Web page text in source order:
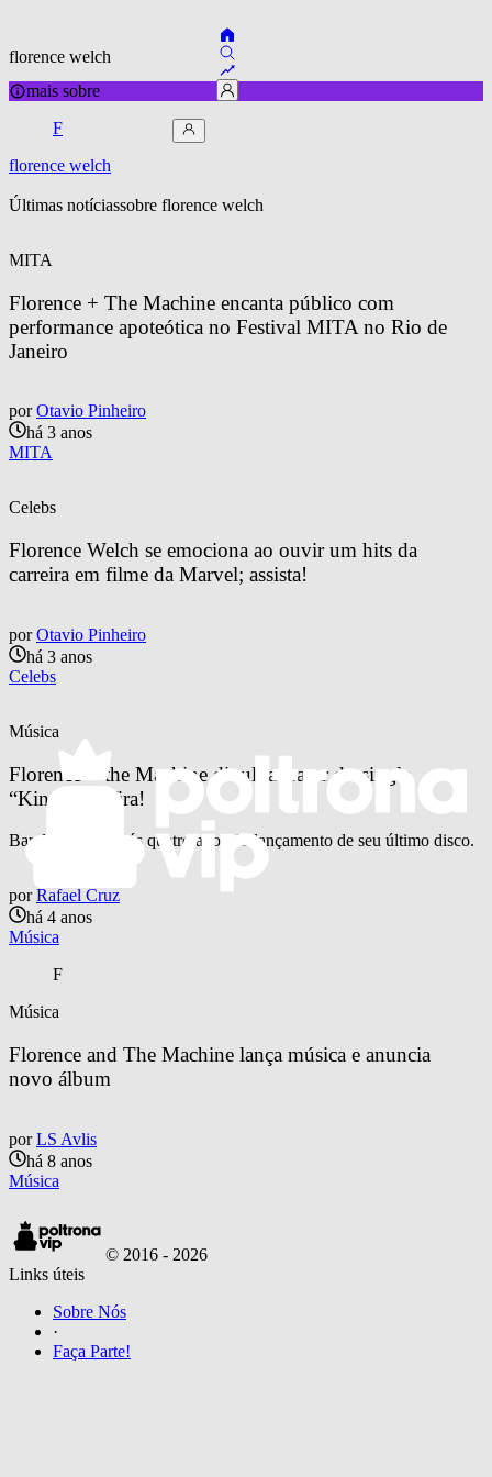
florence welch
mais sobre
F
florence welch
Últimas notíciassobre florence welch
MITA
Florence + The Machine encanta público com
performance apoteótica no Festival MITA no Rio de
Janeiro
por Otavio Pinheiro
há 3 anos
MITA
Celebs
Florence Welch se emociona ao ouvir um hits da
carreira em filme da Marvel; assista!
por Otavio Pinheiro
há 3 anos
Celebs
Música
Florence + the Machine divulga teaser do single
“King”, confira!
Banda retorna após quatro anos do lançamento de seu último disco.
por Rafael Cruz
há 4 anos
Música
F
Música
Florence and The Machine lança música e anuncia
novo álbum
por LS Avlis
há 8 anos
Música
© 2016 - 2026
Links úteis
Sobre Nós
·
Faça Parte!